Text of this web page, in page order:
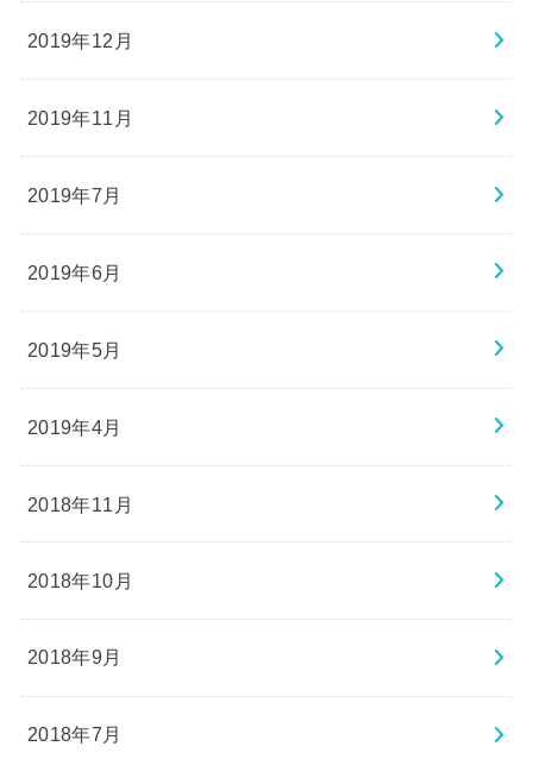
2019年12月
2019年11月
2019年7月
2019年6月
2019年5月
2019年4月
2018年11月
2018年10月
2018年9月
2018年7月